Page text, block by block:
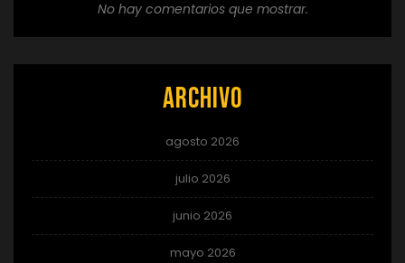
No hay comentarios que mostrar.
Archivo
agosto 2026
julio 2026
junio 2026
mayo 2026